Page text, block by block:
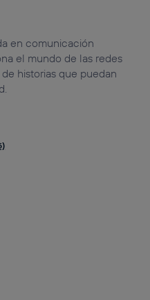
en comunicación
el mundo de las redes
historias que puedan